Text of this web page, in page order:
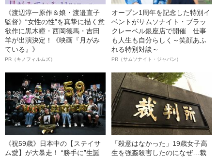
《渡辺淳一原作＆娘・渡邉直子
監督》“女性の性”を真摯に描く意
欲作に黒木瞳・西岡德馬・吉田
羊が出演決定！《映画『月がみ
ている』》
PR（キノフィルムズ）
オープン1周年を記念した特別イ
ベントがサムソナイト・ブラッ
クレーベル銀座店で開催 仕事
も人生も自分らしく～笑顔あふ
れる特別対談～
PR（サムソナイト・ジャパン）
《祝59歳》日本中の【ステイサ
ム愛】が大暴走！ “勝手に”生誕
「殺意はなかった」19歳女子高
生を強姦殺害したのになぜ…裁